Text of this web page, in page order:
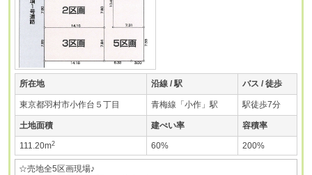
所在地 沿線 / 駅 バス / 徒歩
東京都羽村市小作台５丁目 青梅線「小作」駅 駅徒歩7分
土地面積 建ぺい率 容積率
111.20m2 60% 200%
☆売地全5区画現場♪